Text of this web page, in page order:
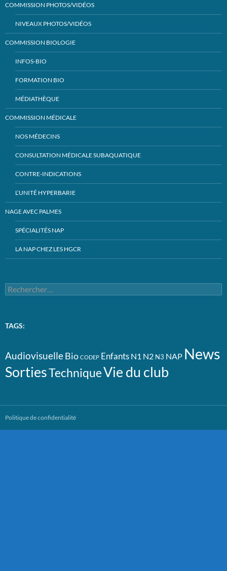
COMMISSION PHOTOS/VIDÉOS
NIVEAUX PHOTOS/VIDÉOS
COMMISSION BIOLOGIE
INFOS-BIO
FORMATION BIO
MÉDIATHÈQUE
COMMISSION MÉDICALE
NOS MÉDECINS
CONSULTATION MÉDICALE SUBAQUATIQUE
CONTRE-INDICATIONS
L’UNITÉ HYPERBARIE
NAGE AVEC PALMES
SPÉCIALITÉS NAP
LA NAP CHEZ LES HGCR
Rechercher :
TAGS:
AudiovisuelleBio CODEP Enfants N1 N2 N3 NAP News
SortiesTechniqueVie du club
Politique de confidentialité